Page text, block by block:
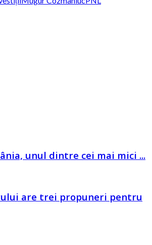
unul dintre cei mai mici ...
are trei propuneri pentru